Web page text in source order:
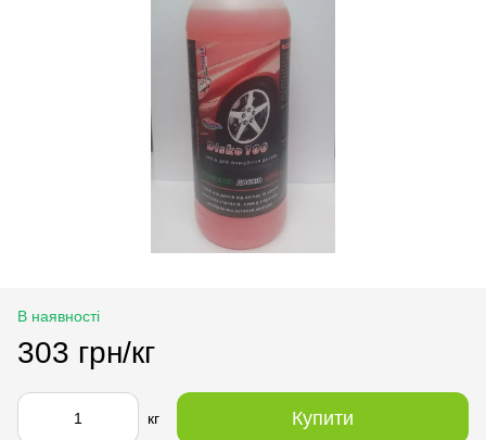
В наявності
303 грн/кг
кг Купити